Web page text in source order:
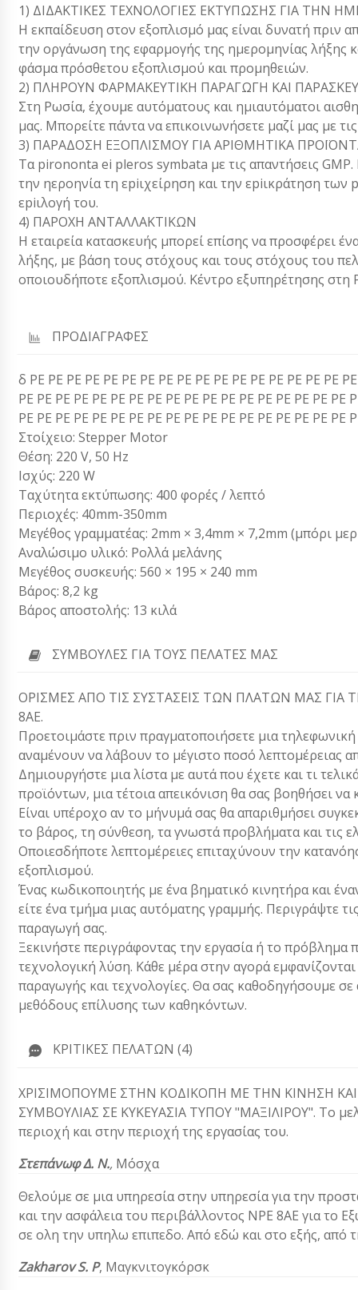
1) ΔΙΔΑΚΤΙΚΕΣ ΤΕΧΝΟΛΟΓΙΕΣ ΕΚΤΥΠΩΣΗΣ ΓΙΑ ΤΗΝ
Η εκπαίδευση στον εξοπλισμό μας είναι δυνατή πριν
την οργάνωση της εφαρμογής της ημερομηνίας λήξης
φάσμα πρόσθετου εξοπλισμού και προμηθειών.
2) ΠΛΗΡΟΥΝ ΦΑΡΜΑΚΕΥΤΙΚΗ ΠΑΡΑΓΩΓΗ ΚΑΙ
Στη Ρωσία, έχουμε αυτόματους και ημιαυτόματοι
μας. Μπορείτε πάντα να επικοινωνήσετε μαζί μας με
3) ΠΑΡΑΔΟΣΗ ΕΞΟΠΛΙΣΜΟΥ ΓΙΑ ΑΡΙΘΜΗΤΙΚΑ
Τα pirononta ei pleros symbata με τις απαντήσεις
την ηεροηνία τη εpiιχείρηση και την εpiικράτηση
εpiιλογή του.
4) ΠΑΡΟΧΗ ΑΝΤΑΛΛΑΚΤΙΚΩΝ
Η εταιρεία κατασκευής μπορεί επίσης να προσφέρει
λήξης, με βάση τους στόχους και τους στόχους του
οποιουδήποτε εξοπλισμού. Κέντρο εξυπηρέτησης στη
ΠΡΟΔΙΑΓΡΑΦΕΣ
δ PE PE PE PE PE PE PE PE PE PE PE PE PE PE PE PE PE
PE PE PE PE PE PE PE PE PE PE PE PE PE PE PE PE PE PE
PE PE PE PE PE PE PE PE PE PE PE PE PE PE PE PE PE PE
Στοίχειο: Stepper Motor
Θέση: 220 V, 50 Hz
Ισχύς: 220 W
Ταχύτητα εκτύπωσης: 400 φορές / λεπτό
Περιοχές: 40mm-350mm
Μεγέθος γραμματέας: 2mm × 3,4mm × 7,2mm (μπόρι
Αναλώσιμο υλικό: Ρολλά μελάνης
Μεγέθος συσκευής: 560 × 195 × 240 mm
Βάρος: 8,2 kg
Βάρος αποστολής: 13 κιλά
ΣΥΜΒΟΥΛΈΣ ΓΙΑ ΤΟΥΣ ΠΕΛΆΤΕΣ ΜΑΣ
ΟΡΙΣΜΕΣ ΑΠΟ ΤΙΣ ΣΥΣΤΑΣΕΙΣ ΤΩΝ ΠΛΑΤΩΝ ΜΑΣ ΓΙΑ
8ΑΕ.
Προετοιμάστε πριν πραγματοποιήσετε μια
αναμένουν να λάβουν το μέγιστο ποσό λεπτομέρειας
Δημιουργήστε μια λίστα με αυτά που έχετε και τι
προϊόντων, μια τέτοια απεικόνιση θα σας βοηθήσει να
Είναι υπέροχο αν το μήνυμά σας θα απαριθμήσει
το βάρος, τη σύνθεση, τα γνωστά προβλήματα και τις
Οποιεσδήποτε λεπτομέρειες επιταχύνουν την
εξοπλισμού.
Ένας κωδικοποιητής με ένα βηματικό κινητήρα και
είτε ένα τμήμα μιας αυτόματης γραμμής. Περιγράψτε
παραγωγή σας.
Ξεκινήστε περιγράφοντας την εργασία ή το
τεχνολογική λύση. Κάθε μέρα στην αγορά
παραγωγής και τεχνολογίες. Θα σας καθοδηγήσουμε
μεθόδους επίλυσης των καθηκόντων.
ΚΡΙΤΙΚΈΣ ΠΕΛΑΤΏΝ (4)
ΧΡΙΣΙΜΟΠΟΥΜΕ ΣΤΗΝ ΚΟΔΙΚΟΠΗ ΜΕ ΤΗΝ ΚΙΝΗΣΗ
ΣΥΜΒΟΥΛΙΑΣ ΣΕ ΚΥΚΕΥΑΣΙΑ ΤΥΠΟΥ "ΜΑΞΙΛΙΡΟΥ". Το
περιοχή και στην περιοχή της εργασίας του.
Στεπάνωφ Δ. Ν., Μόσχα
Θελούμε σε μια υπηρεσία στην υπηρεσία για την
και την ασφάλεια του περιβάλλοντος NPE 8AE για το
σε ολη την υπηλω επιπεδο. Από εδώ και στο εξής, από
Zakharov S. Ρ, Μαγκνιτογκόρσκ